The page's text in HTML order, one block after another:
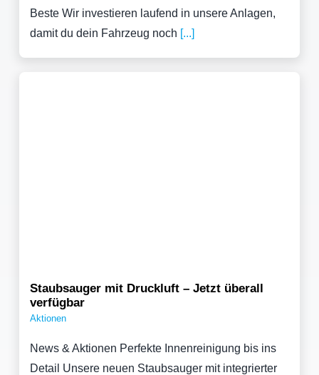
Beste Wir investieren laufend in unsere Anlagen,
damit du dein Fahrzeug noch [...]
Staubsauger mit Druckluft – Jetzt überall
verfügbar
Aktionen
News & Aktionen Perfekte Innenreinigung bis ins
Detail Unsere neuen Staubsauger mit integrierter